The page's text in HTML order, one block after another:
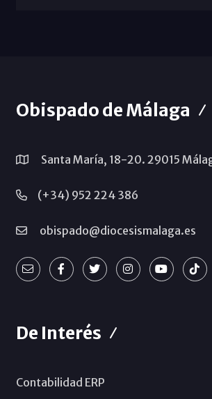
Obispado de Málaga
Santa María, 18-20. 29015
(+34) 952 224 386
obispado@diocesismalaga.es
De Interés
Contabilidad ERP